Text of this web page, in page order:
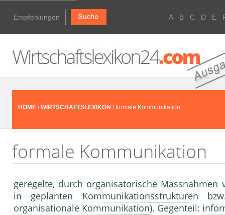
Empfehlungen A B C D E
HOME /WIRTSCHAFTSLEXIKON / formale Kommunikation
formale Kommunikation
geregelte, durch organisatorische
in geplanten Kommunikationsstrukturen
organisationale Kommunikation). Gegenteil: